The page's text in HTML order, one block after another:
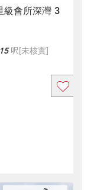
級會所深灣 3
呎[未核實]